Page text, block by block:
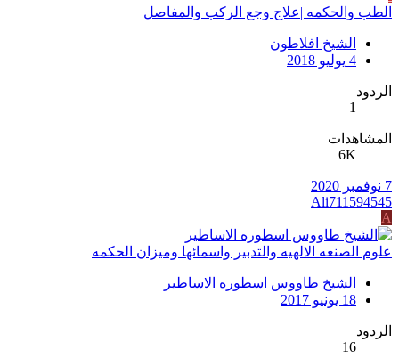
الطب والحكمه |علاج وجع الركب والمفاصل
الشيخ افلاطون
4 يوليو 2018
الردود
1
المشاهدات
6K
7 نوفمبر 2020
Ali711594545
A
علوم الصنعه الالهيه والتدبير واسمائها وميزان الحكمه
الشيخ طاووس اسطوره الاساطير
18 يونيو 2017
الردود
16